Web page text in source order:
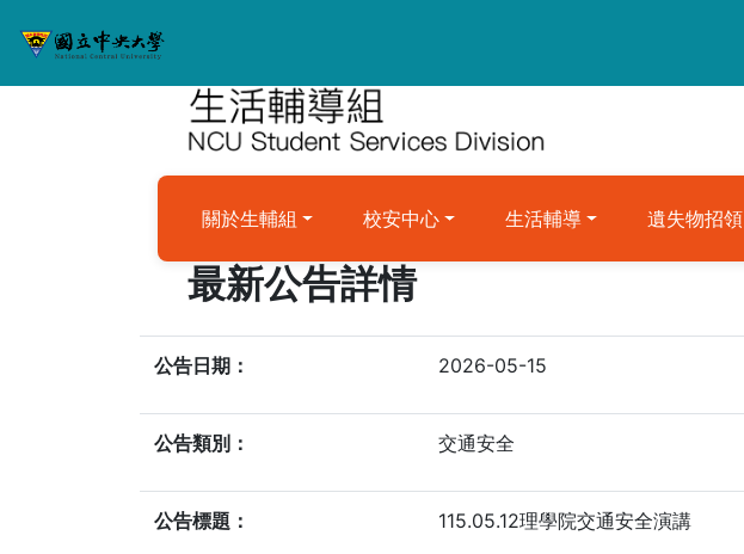
關於生輔組 校安中心 生活輔導 遺失物招領
最新公告詳情
公告日期： 2026-05-15
公告類別： 交通安全
公告標題： 115.05.12理學院交通安全演講